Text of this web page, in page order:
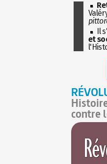
Il
et
contre